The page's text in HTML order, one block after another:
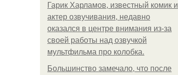
Гарик Харламов, известный комик и
актер озвучивания, недавно
оказался в центре внимания из-за
своей работы над озвучкой
мультфильма про колобка.
Большинство замечало, что после